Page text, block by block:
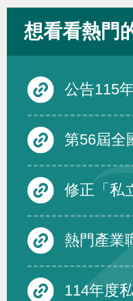
想看看熱門
公告115年度下半
第56屆全
修正「私立就業服務機構從事跨國人力仲介服務品質評鑑要點」
熱門產業
114年度私立就業服務機構從事